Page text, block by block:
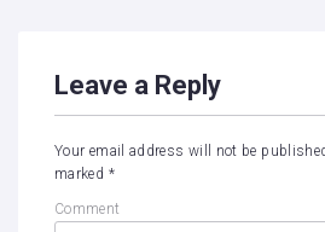
Leave a Reply
Your email address will not be
marked *
Comment